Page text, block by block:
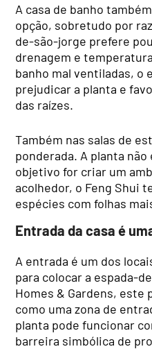
A casa de banho
opção, sobretudo por
de-são-jorge prefere
drenagem e
banho mal ventiladas, o
prejudicar a planta e
das raízes.
Também nas salas de
ponderada. A planta
objetivo for criar um
acolhedor, o Feng Shui
espécies com folhas
Entrada da casa é
A entrada é um dos
para colocar a espada-
Homes & Gardens, este
como uma zona de
planta pode funcionar
barreira simbólica de